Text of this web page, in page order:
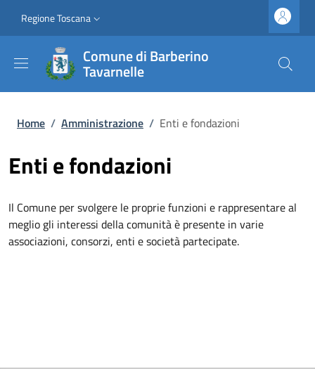
Slim top
Regione Toscana
Comune di Barberino
Tavarnelle
Briciole di pane
Home / Amministrazione / Enti e fondazioni
Enti e fondazioni
Il Comune per svolgere le proprie funzioni e rappresentare al
meglio gli interessi della comunità è presente in varie
associazioni, consorzi, enti e società partecipate.